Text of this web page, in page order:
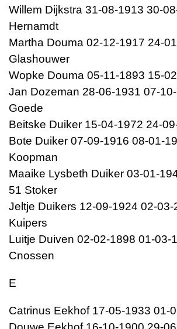
Willem Dijkstra 31-08-1913 30-
Hernamdt
Martha Douma 02-12-1917 24-
Glashouwer
Wopke Douma 05-11-1893 15-
Jan Dozeman 28-06-1931 07-
Goede
Beitske Duiker 15-04-1972 24-
Bote Duiker 07-09-1916 08-01-
Koopman
Maaike Lysbeth Duiker 03-01-
51 Stoker
Jeltje Duikers 12-09-1924 02-03-
Kuipers
Luitje Duiven 02-02-1898 01-03-
Cnossen
E
Catrinus Eekhof 17-05-1933 01-